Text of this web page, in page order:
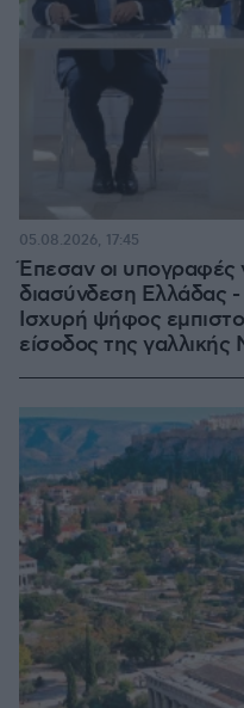
Έπεσαν οι υπογραφές
διασύνδεση Ελλάδας
Ισχυρή ψήφος
είσοδος της γαλλικής
05.08.2026, 17:45